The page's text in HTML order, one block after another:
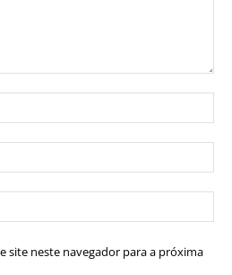
site neste navegador para a próxima